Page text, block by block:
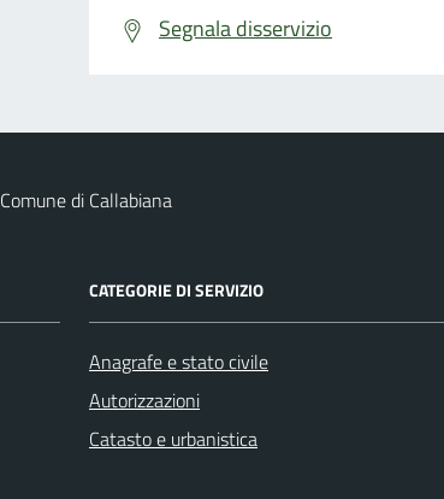
Segnala disservizio
Comune di Callabiana
CATEGORIE DI SERVIZIO
Anagrafe e stato civile
Autorizzazioni
Catasto e urbanistica